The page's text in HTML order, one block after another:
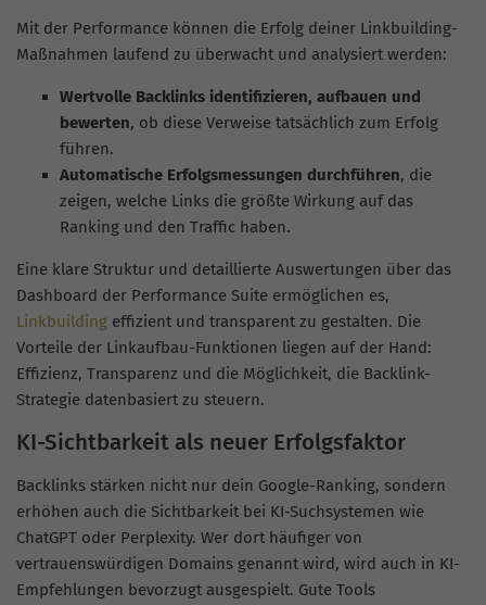
Mit der Performance können die Erfolg deiner Linkbuilding-
Maßnahmen laufend zu überwacht und analysiert werden:
Wertvolle Backlinks identifizieren, aufbauen und
bewerten, ob diese Verweise tatsächlich zum Erfolg
führen.
Automatische Erfolgsmessungen durchführen, die
zeigen, welche Links die größte Wirkung auf das
Ranking und den Traffic haben.
Eine klare Struktur und detaillierte Auswertungen über das
Dashboard der Performance Suite ermöglichen es,
Linkbuilding effizient und transparent zu gestalten. Die
Vorteile der Linkaufbau-Funktionen liegen auf der Hand:
Effizienz, Transparenz und die Möglichkeit, die Backlink-
Strategie datenbasiert zu steuern​​​.
KI-Sichtbarkeit als neuer Erfolgsfaktor
Backlinks stärken nicht nur dein Google-Ranking, sondern
erhöhen auch die Sichtbarkeit bei KI-Suchsystemen wie
ChatGPT oder Perplexity. Wer dort häufiger von
vertrauenswürdigen Domains genannt wird, wird auch in KI-
Empfehlungen bevorzugt ausgespielt. Gute Tools